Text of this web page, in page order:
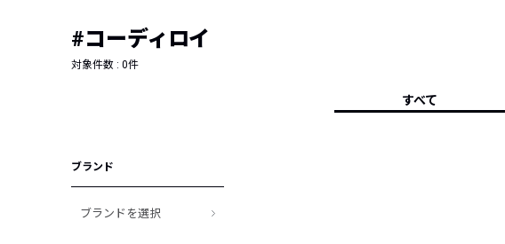
新着アイテム
編集部のおすすめアイテム
#コーディロイ
対象件数 : 0件
すべて
ブランド
ブランドを選択